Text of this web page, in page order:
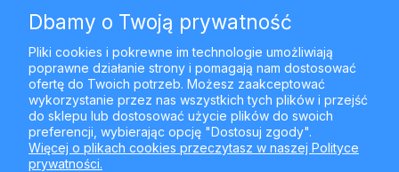
pn.-czw. 08.00-16.00, pt. 08.00-15.00
+48510189899
pn.-czw. 08.00-16.00, pt. 08.00-15.00
oferta@najlepszyfiltr.pl
BIURO:
Dbamy o Twoją prywatność
Pliki cookies i pokrewne im technologie umożliwiają
poprawne działanie strony i pomagają nam dostosować
ofertę do Twoich potrzeb. Możesz zaakceptować
wykorzystanie przez nas wszystkich tych plików i przejść
do sklepu lub dostosować użycie plików do swoich
preferencji, wybierając opcję "Dostosuj zgody".
Więcej o plikach cookies przeczytasz w naszej Polityce
prywatności.